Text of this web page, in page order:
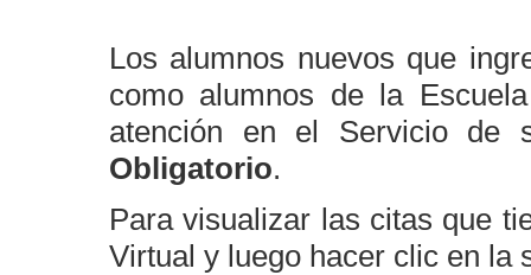
Los alumnos nuevos que
como alumnos de la
atención en el Servicio de
Obligatorio.
Para visualizar las citas que
Virtual y luego hacer clic en la